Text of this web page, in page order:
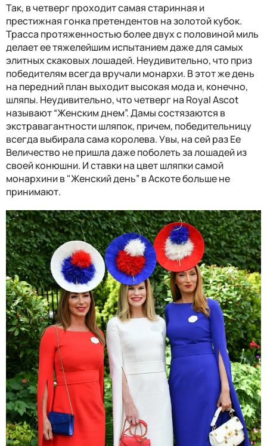
Так, в четверг проходит самая старинная и
престижная гонка претендентов на золотой кубок.
Трасса протяженностью более двух с половиной миль
делает ее тяжелейшим испытанием даже для самых
элитных скаковых лошадей. Неудивительно, что приз
победителям всегда вручали монархи. В этот же день
на передний план выходит высокая мода и, конечно,
шляпы. Неудивительно, что четверг на Royal Ascot
называют “Женским днем”. Дамы состязаются в
экстравагантности шляпок, причем, победительницу
всегда выбирала сама королева. Увы, на сей раз Ее
Величество не пришла даже поболеть за лошадей из
своей конюшни. И ставки на цвет шляпки самой
монархини в "Женский день” в Аскоте больше не
принимают.